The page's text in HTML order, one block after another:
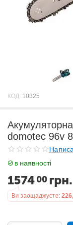
КОД: 10325
domotec 96v
в наявності
157400 грн.
Ви заощаджуєте: